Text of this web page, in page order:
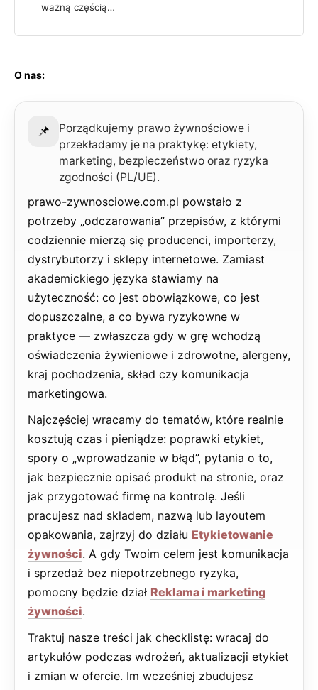
ważną częścią…
O nas:
📌
Porządkujemy prawo żywnościowe i
przekładamy je na praktykę: etykiety,
marketing, bezpieczeństwo oraz ryzyka
zgodności (PL/UE).
prawo-zywnosciowe.com.pl powstało z
potrzeby „odczarowania” przepisów, z którymi
codziennie mierzą się producenci, importerzy,
dystrybutorzy i sklepy internetowe. Zamiast
akademickiego języka stawiamy na
użyteczność: co jest obowiązkowe, co jest
dopuszczalne, a co bywa ryzykowne w
praktyce — zwłaszcza gdy w grę wchodzą
oświadczenia żywieniowe i zdrowotne, alergeny,
kraj pochodzenia, skład czy komunikacja
marketingowa.
Najczęściej wracamy do tematów, które realnie
kosztują czas i pieniądze: poprawki etykiet,
spory o „wprowadzanie w błąd”, pytania o to,
jak bezpiecznie opisać produkt na stronie, oraz
jak przygotować firmę na kontrolę. Jeśli
pracujesz nad składem, nazwą lub layoutem
opakowania, zajrzyj do działu Etykietowanie
żywności. A gdy Twoim celem jest komunikacja
i sprzedaż bez niepotrzebnego ryzyka,
pomocny będzie dział Reklama i marketing
żywności.
Traktuj nasze treści jak checklistę: wracaj do
artykułów podczas wdrożeń, aktualizacji etykiet
i zmian w ofercie. Im wcześniej zbudujesz